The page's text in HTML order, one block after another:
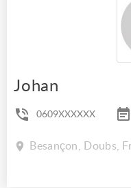
Johan
0609XXXXXX
Besançon, Doubs,